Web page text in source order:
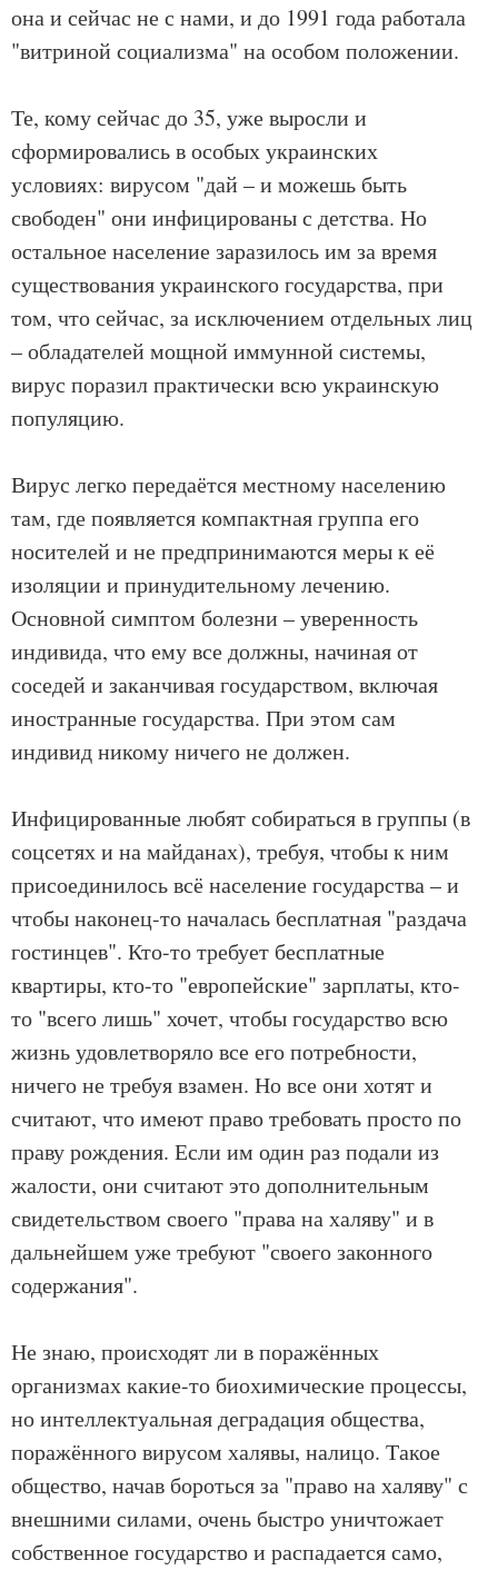
она и сейчас не с нами, и до 1991 года работала
"витриной социализма" на особом положении.
Те, кому сейчас до 35, уже выросли и
сформировались в особых украинских
условиях: вирусом "дай – и можешь быть
свободен" они инфицированы с детства. Но
остальное население заразилось им за время
существования украинского государства, при
том, что сейчас, за исключением отдельных лиц
– обладателей мощной иммунной системы,
вирус поразил практически всю украинскую
популяцию.
Вирус легко передаётся местному населению
там, где появляется компактная группа его
носителей и не предпринимаются меры к её
изоляции и принудительному лечению.
Основной симптом болезни – уверенность
индивида, что ему все должны, начиная от
соседей и заканчивая государством, включая
иностранные государства. При этом сам
индивид никому ничего не должен.
Инфицированные любят собираться в группы (в
соцсетях и на майданах), требуя, чтобы к ним
присоединилось всё население государства – и
чтобы наконец-то началась бесплатная "раздача
гостинцев". Кто-то требует бесплатные
квартиры, кто-то "европейские" зарплаты, кто-
то "всего лишь" хочет, чтобы государство всю
жизнь удовлетворяло все его потребности,
ничего не требуя взамен. Но все они хотят и
считают, что имеют право требовать просто по
праву рождения. Если им один раз подали из
жалости, они считают это дополнительным
свидетельством своего "права на халяву" и в
дальнейшем уже требуют "своего законного
содержания".
Не знаю, происходят ли в поражённых
организмах какие-то биохимические процессы,
но интеллектуальная деградация общества,
поражённого вирусом халявы, налицо. Такое
общество, начав бороться за "право на халяву" с
внешними силами, очень быстро уничтожает
собственное государство и распадается само,